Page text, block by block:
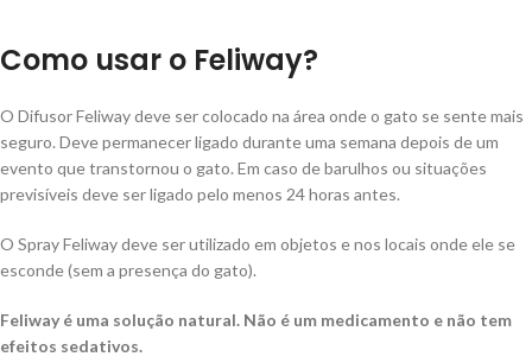
Como usar o Feliway?
O Difusor Feliway deve ser colocado na área onde o gato se sente mais
seguro. Deve permanecer ligado durante uma semana depois de um
evento que transtornou o gato. Em caso de barulhos ou situações
previsíveis deve ser ligado pelo menos 24 horas antes.
O Spray Feliway deve ser utilizado em objetos e nos locais onde ele se
esconde (sem a presença do gato).
Feliway é uma solução natural. Não é um medicamento e não tem
efeitos sedativos.